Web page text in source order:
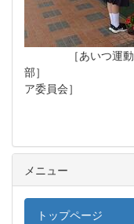
［あいつ運
部
ア委員会］
メニュー
トップページ